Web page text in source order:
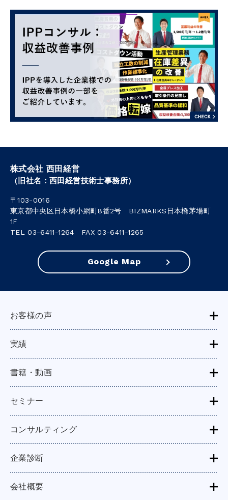
株式会社 西田経営
（旧社名：西田経営技術士事務所）
〒103-0016
東京都中央区日本橋小網町8番2号 BIZMARKS日本橋茅場町
1F
TEL 03-6411-1264 FAX 03-6411-1265
Google Map
お客様の声
実績
書籍・動画
セミナー
コンサルティング
企業診断
会社概要